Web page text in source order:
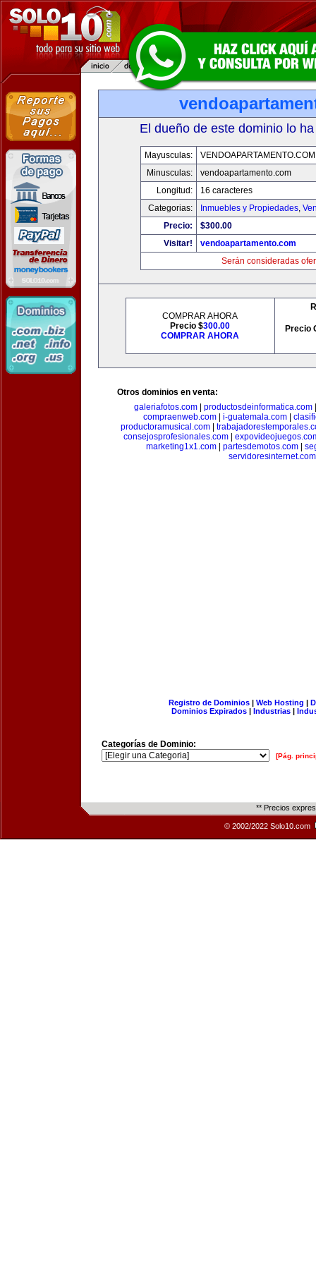
El dueño de este dominio lo
Mayusculas:
VENDOAPARTAMENTO.COM
Minusculas:
vendoapartamento.com
Longitud:
16 caracteres
Categorias:
Inmuebles y Propiedades,
Precio:
$300.00
Visitar!
vendoapartamento.com
Serán consideradas
COMPRAR AHORA
Precio $300.00
COMPRAR AHORA
Precio
Otros dominios en venta:
galeriafotos.com
productosdeinformatica.com
compraenweb.com| i-guatemala.com|
productoramusical.com
consejosprofesionales.com|
marketing1x1.com| partesdemotos.com|
servidoresinternet.com
Registro de Dominios| Web Hosting |
Dominios Expirados | Industrias |
Categorías de Dominio:
[Pág.
** Precios
© 2002/2022 Solo10.com